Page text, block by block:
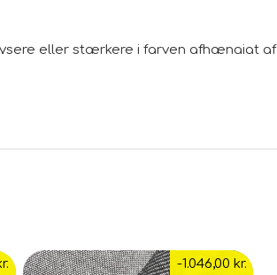
eller stærkere i farven afhængigt af
måle pladsen til dit nye tæppe nøje.
-1.046,00 kr.